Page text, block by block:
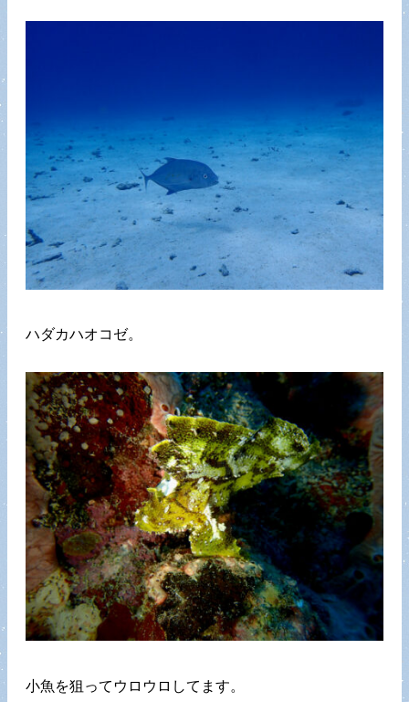
ハダカハオコゼ。
小魚を狙ってウロウロしてます。